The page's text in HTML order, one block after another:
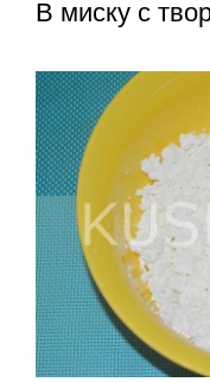
В миску с